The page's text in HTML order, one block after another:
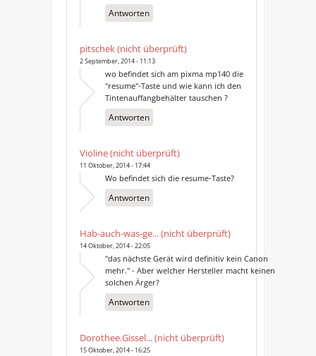
Antworten
pitschek (nicht überprüft)
2 September, 2014 - 11:13
wo befindet sich am pixma mp140 die
"resume"-Taste und wie kann ich den
Tintenauffangbehälter tauschen ?
Antworten
Violine (nicht überprüft)
11 Oktober, 2014 - 17:44
Wo befindet sich die resume-Taste?
Antworten
Hab-auch-was-ge... (nicht überprüft)
14 Oktober, 2014 - 22:05
"das nächste Gerät wird definitiv kein Canon
mehr." - Aber welcher Hersteller macht keinen
solchen Ärger?
Antworten
Dorothee.Gissel... (nicht überprüft)
15 Oktober, 2014 - 16:25